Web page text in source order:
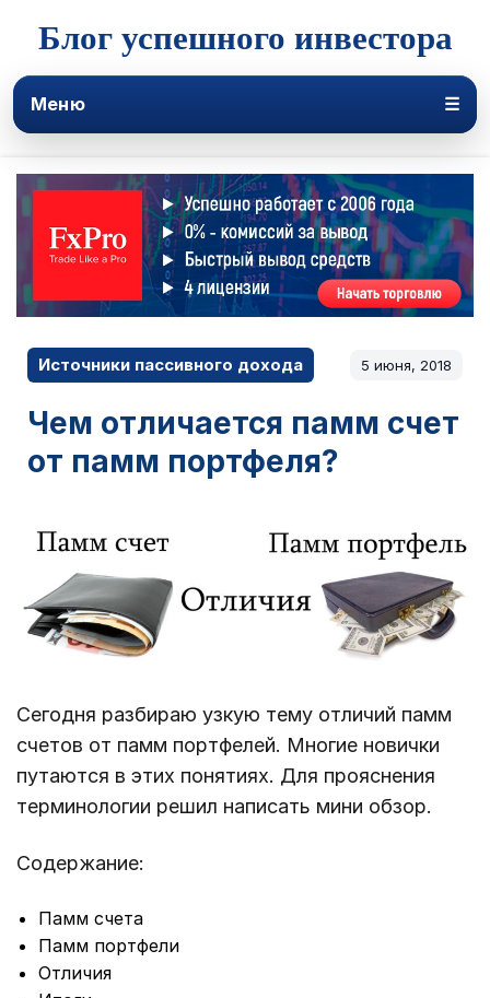
Блог успешного инвестора
Меню ☰
Источники пассивного дохода 5 июня, 2018
Чем отличается памм счет
от памм портфеля?
Сегодня разбираю узкую тему отличий памм
счетов от памм портфелей. Многие новички
путаются в этих понятиях. Для прояснения
терминологии решил написать мини обзор.
Содержание:
Памм счета
Памм портфели
Отличия